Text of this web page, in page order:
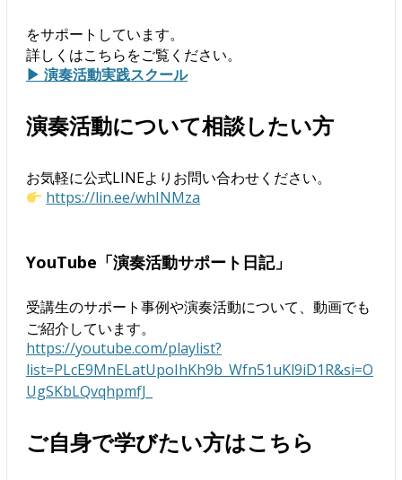
をサポートしています。
詳しくはこちらをご覧ください。
▶ 演奏活動実践スクール
演奏活動について相談したい方
お気軽に公式LINEよりお問い合わせください。
https://lin.ee/whINMza
YouTube「演奏活動サポート日記」
受講生のサポート事例や演奏活動について、動画でも
ご紹介しています。
https://youtube.com/playlist?
list=PLcE9MnELatUpoIhKh9b_Wfn51uKl9iD1R&si=O
UgSKbLQvqhpmfJ_
ご自身で学びたい方はこちら